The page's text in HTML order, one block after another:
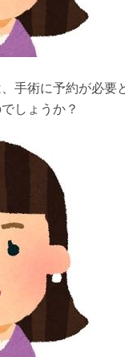
手術に予約が必
しょうか？